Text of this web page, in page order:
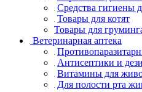
Средства гигиены
Товары для котят
Товары для
Ветеринарная аптека
Антисептики и
Витамины для
Для полости рта